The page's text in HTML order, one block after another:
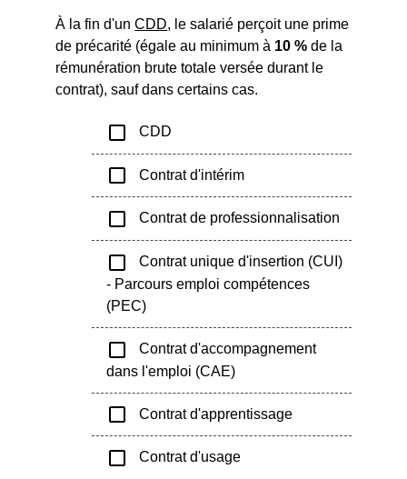
À la fin d'unCDD, le salarié perçoit une prime
de précarité (égale au minimum à 10 % de la
rémunération brute totale versée durant le
contrat), sauf dans certains cas.
check_box_outline_blank CDD
check_box_outline_blank Contrat d'intérim
check_box_outline_blank Contrat de professionnalisation
check_box_outline_blank
Contrat unique d'insertion (CUI)
- Parcours emploi compétences
(PEC)
check_box_outline_blank
Contrat d'accompagnement
dans l'emploi (CAE)
check_box_outline_blank Contrat d'apprentissage
check_box_outline_blank Contrat d'usage